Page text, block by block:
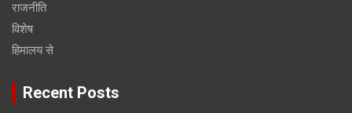
राजनीति
विशेष
हिमालय से
Recent Posts